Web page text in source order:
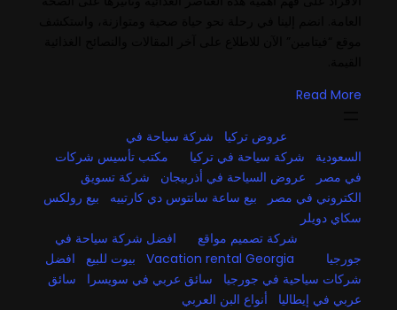
Read More
عروض تركيا
شركة سياحة في
السعودية
شركة سياحة في تركيا
مكتب تأسيس شركات
في مصر
عروض السياحة في أذربيجان
شركة تسويق
الكتروني في مصر
بيع ساعة سانتوس دي كارتييه
بيع رولكس
سكاي دويلر
شركة تصميم مواقع
افضل شركة سياحة في
جورجيا
Vacation rental Georgia بيوت للبيع
افضل
شركات سياحية في جورجيا
سائق عربي في سويسرا
سائق
عربي في إيطاليا
أنواع البن العربي